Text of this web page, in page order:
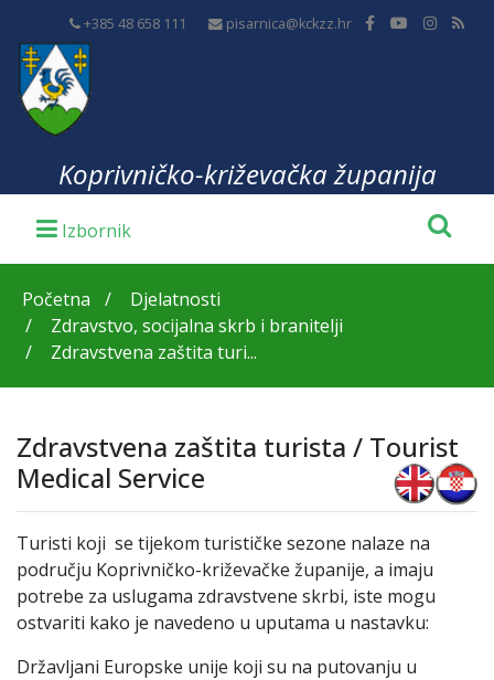
+385 48 658 111 pisarnica@kckzz.hr
Koprivničko-križevačka županija
Početna
Djelatnosti
Zdravstvo, socijalna skrb i branitelji
Zdravstvena zaštita turi...
Zdravstvena zaštita turista / Tourist
Medical Service
Turisti koji se tijekom turističke sezone nalaze na
području Koprivničko-križevačke županije, a imaju
potrebe za uslugama zdravstvene skrbi, iste mogu
ostvariti kako je navedeno u uputama u nastavku:
Državljani Europske unije koji su na putovanju u